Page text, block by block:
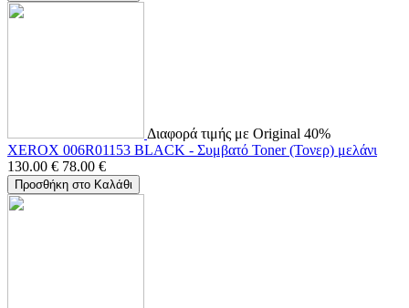
Διαφορά τιμής με Original 40%
XEROX 006R01153 BLACK - Συμβατό Toner (Τονερ) μελάνι
130.00 € 78.00 €
Προσθήκη στο Καλάθι